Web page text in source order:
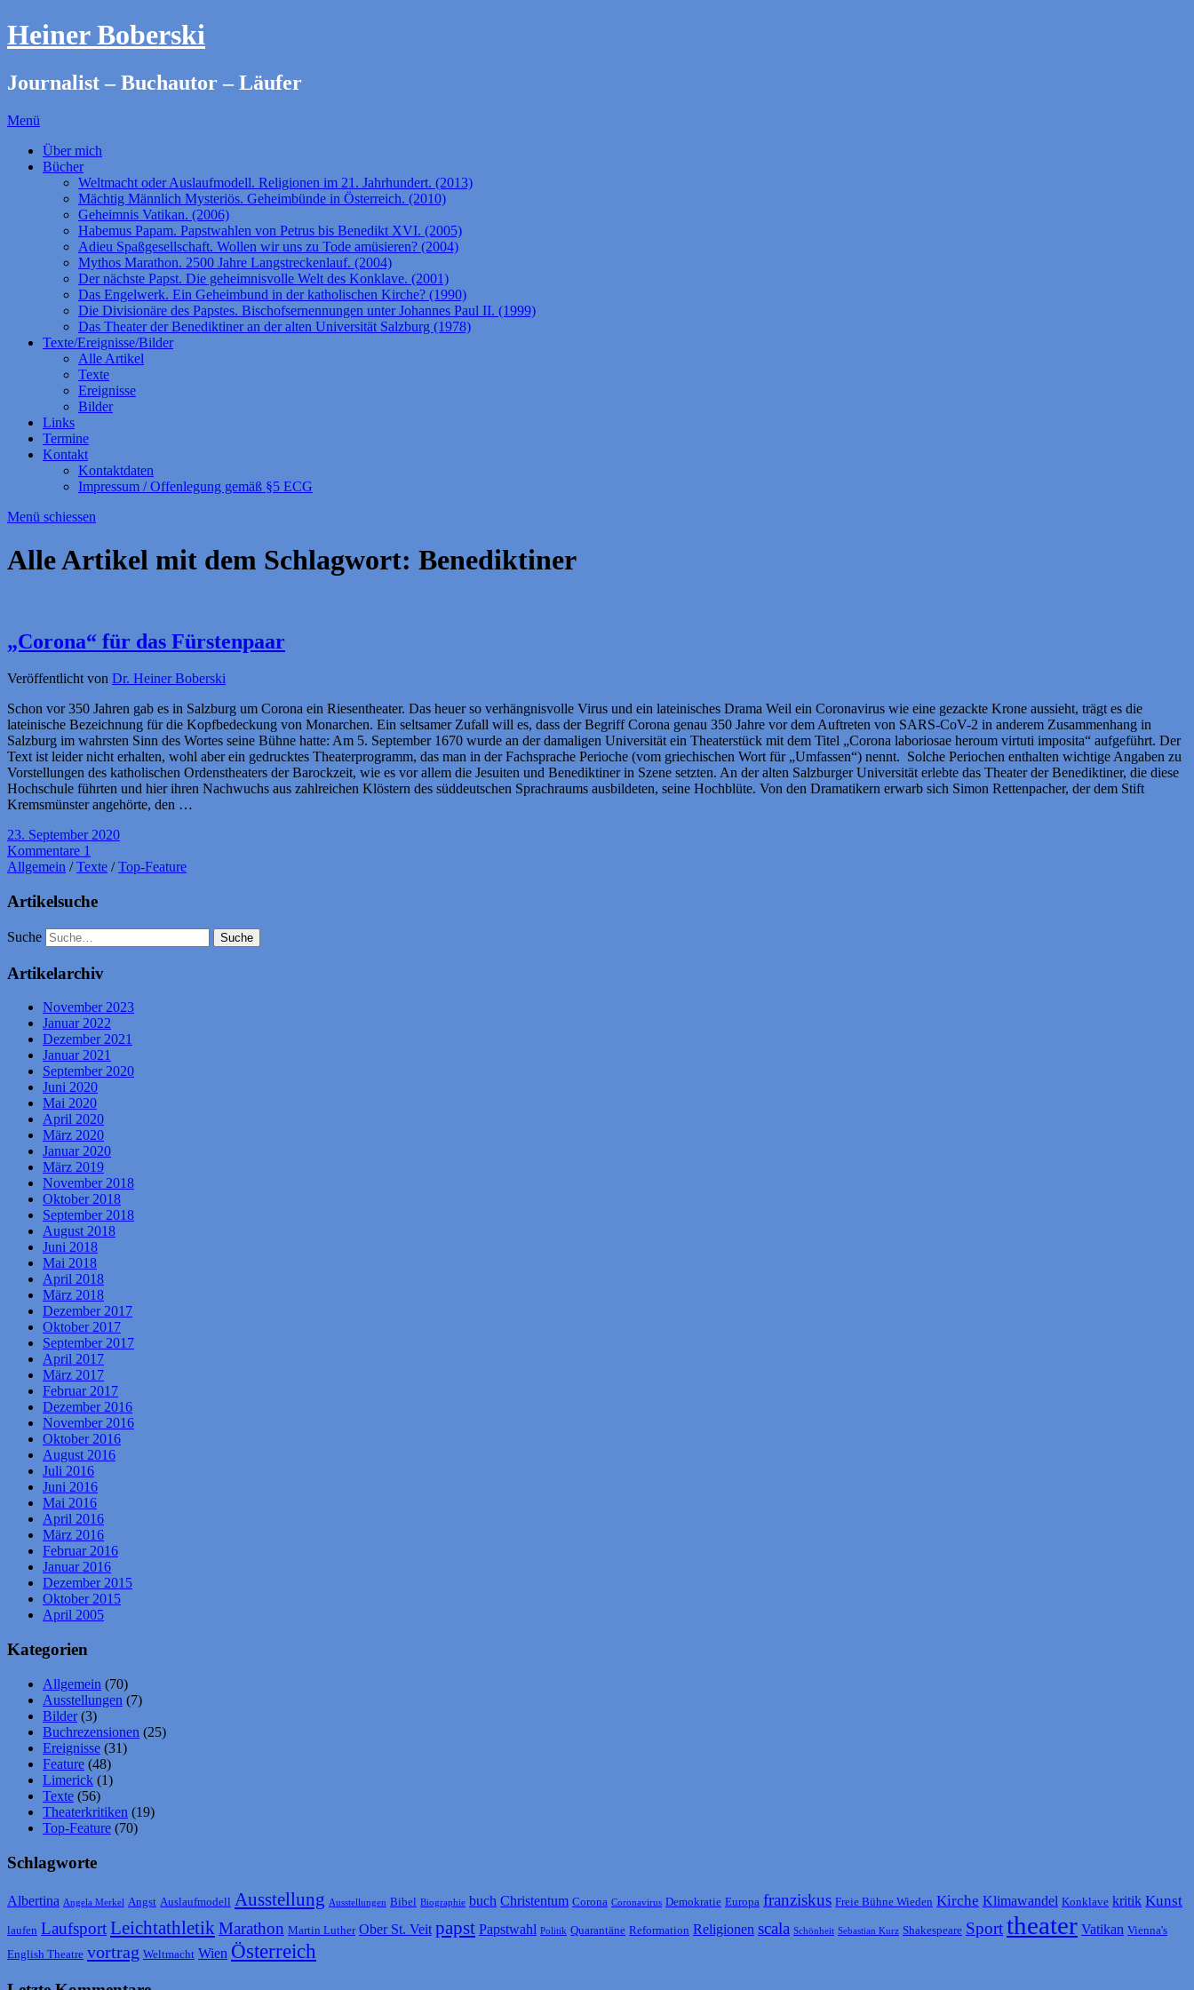
Heiner Boberski
Journalist – Buchautor – Läufer
Menü
Über mich
Bücher
Weltmacht oder Auslaufmodell. Religionen im 21. Jahrhundert. (2013)
Mächtig Männlich Mysteriös. Geheimbünde in Österreich. (2010)
Geheimnis Vatikan. (2006)
Habemus Papam. Papstwahlen von Petrus bis Benedikt XVI. (2005)
Adieu Spaßgesellschaft. Wollen wir uns zu Tode amüsieren? (2004)
Mythos Marathon. 2500 Jahre Langstreckenlauf. (2004)
Der nächste Papst. Die geheimnisvolle Welt des Konklave. (2001)
Das Engelwerk. Ein Geheimbund in der katholischen Kirche? (1990)
Die Divisionäre des Papstes. Bischofsernennungen unter Johannes Paul II. (1999)
Das Theater der Benediktiner an der alten Universität Salzburg (1978)
Texte/Ereignisse/Bilder
Alle Artikel
Texte
Ereignisse
Bilder
Links
Termine
Kontakt
Kontaktdaten
Impressum / Offenlegung gemäß §5 ECG
Menü schiessen
Alle Artikel mit dem Schlagwort: Benediktiner
„Corona“ für das Fürstenpaar
Veröffentlicht von Dr. Heiner Boberski
Schon vor 350 Jahren gab es in Salzburg um Corona ein Riesentheater. Das heuer so verhängnisvolle Virus und ein lateinisches Drama Weil ein Coronavirus wie eine gezackte Krone aussieht, trägt es die
lateinische Bezeichnung für die Kopfbedeckung von Monarchen. Ein seltsamer Zufall will es, dass der Begriff Corona genau 350 Jahre vor dem Auftreten von SARS-CoV-2 in anderem Zusammenhang in
Salzburg im wahrsten Sinn des Wortes seine Bühne hatte: Am 5. September 1670 wurde an der damaligen Universität ein Theaterstück mit dem Titel „Corona laboriosae heroum virtuti imposita“ aufgeführt. Der
Text ist leider nicht erhalten, wohl aber ein gedrucktes Theaterprogramm, das man in der Fachsprache Perioche (vom griechischen Wort für „Umfassen“) nennt. Solche Periochen enthalten wichtige Angaben zu
Vorstellungen des katholischen Ordenstheaters der Barockzeit, wie es vor allem die Jesuiten und Benediktiner in Szene setzten. An der alten Salzburger Universität erlebte das Theater der Benediktiner, die diese
Hochschule führten und hier ihren Nachwuchs aus zahlreichen Klöstern des süddeutschen Sprachraums ausbildeten, seine Hochblüte. Von den Dramatikern erwarb sich Simon Rettenpacher, der dem Stift
Kremsmünster angehörte, den …
23. September 2020
Kommentare 1
Allgemein /Texte /Top-Feature
Artikelsuche
Suche
Artikelarchiv
November 2023
Januar 2022
Dezember 2021
Januar 2021
September 2020
Juni 2020
Mai 2020
April 2020
März 2020
Januar 2020
März 2019
November 2018
Oktober 2018
September 2018
August 2018
Juni 2018
Mai 2018
April 2018
März 2018
Dezember 2017
Oktober 2017
September 2017
April 2017
März 2017
Februar 2017
Dezember 2016
November 2016
Oktober 2016
August 2016
Juli 2016
Juni 2016
Mai 2016
April 2016
März 2016
Februar 2016
Januar 2016
Dezember 2015
Oktober 2015
April 2005
Kategorien
Allgemein (70)
Ausstellungen (7)
Bilder(3)
Buchrezensionen (25)
Ereignisse (31)
Feature (48)
Limerick (1)
Texte (56)
Theaterkritiken (19)
Top-Feature (70)
Schlagworte
Albertina Angela Merkel Angst Auslaufmodell Ausstellung Ausstellungen Bibel Biographie buch Christentum Corona Coronavirus Demokratie Europa franziskus Freie Bühne Wieden Kirche Klimawandel Konklave kritik Kunst
laufen LaufsportLeichtathletikMarathon Martin Luther Ober St. Veit papst Papstwahl Politik Quarantäne Reformation Religionen scala Schönheit Sebastian Kurz Shakespeare Sporttheater Vatikan Vienna's
English Theatre vortrag Weltmacht Wien Österreich